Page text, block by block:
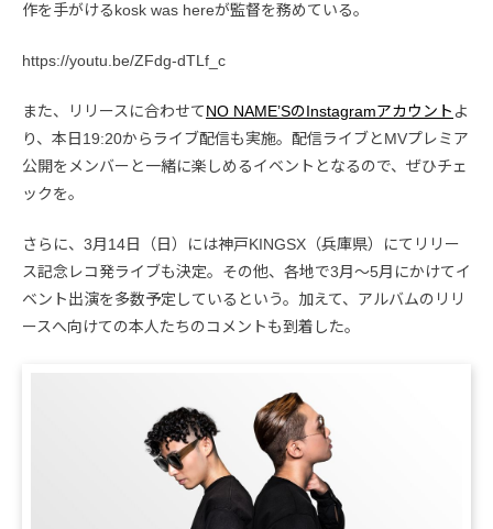
作を手がけるkosk was hereが監督を務めている。
https://youtu.be/ZFdg-dTLf_c
また、リリースに合わせてNO NAME’SのInstagramアカウント よ
り、本日19:20からライブ配信も実施。配信ライブとMVプレミア
公開をメンバーと一緒に楽しめるイベントとなるので、ぜひチェ
ックを。
さらに、3月14日（日）には神戸KINGSX（兵庫県）にてリリー
ス記念レコ発ライブも決定。その他、各地で3月〜5月にかけてイ
ベント出演を多数予定しているという。加えて、アルバムのリリ
ースへ向けての本人たちのコメントも到着した。